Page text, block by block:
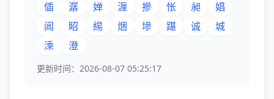
偛
潺 婵 湹 摻 怅 昶
娼
阊
眧 緆 焑 墋 踸 诚
城
溗
澄
更新时间：2026-08-07 05:25:17